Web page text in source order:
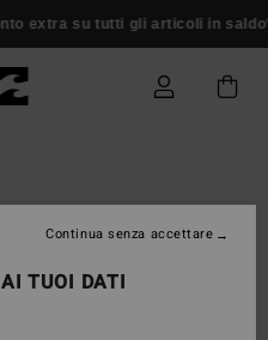
extra su tutti gli articoli in
TUOI DATI
Continua senza accettare